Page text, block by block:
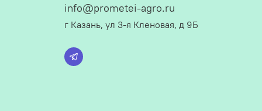
info@prometei-agro.ru
г Казань, ул 3-я Кленовая, д 9Б